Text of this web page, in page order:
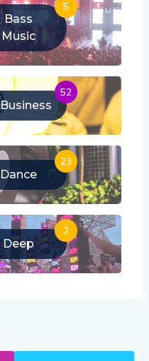
Bass
Music
5
Business
52
Dance
23
Deep
2